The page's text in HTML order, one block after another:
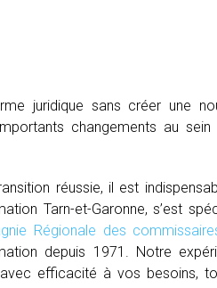
juridique sans créer une
changements au sein
réussie, il est
Tarn-et-Garonne, s’est
Régionale des
depuis 1971. Notre
efficacité à vos besoins,